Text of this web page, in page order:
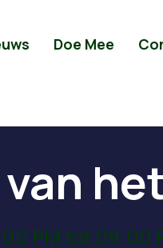
Doe Mee
PM tot 09:00